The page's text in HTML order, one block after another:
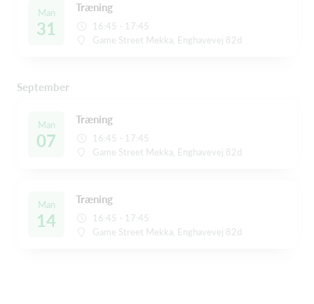
Man
31
Træning
16:45 - 17:45
Game Street Mekka, Enghavevej 82d
September
Man
07
Træning
16:45 - 17:45
Game Street Mekka, Enghavevej 82d
Man
14
Træning
16:45 - 17:45
Game Street Mekka, Enghavevej 82d